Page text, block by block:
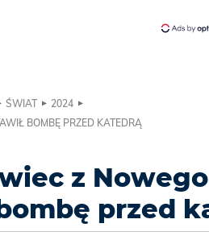
ŚWIAT
2024
BOMBĘ PRZED KATEDRĄ
z
przed